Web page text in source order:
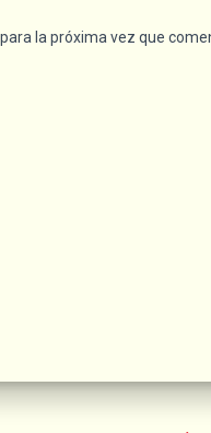
la próxima vez que